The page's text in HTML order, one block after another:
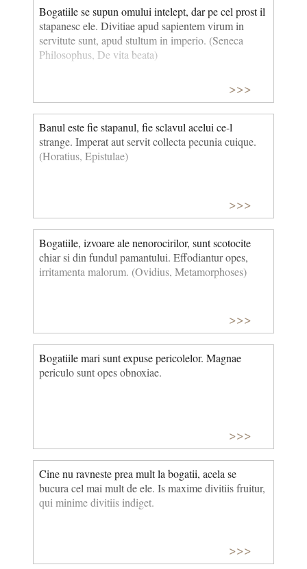
Bogatiile se supun omului intelept, dar pe cel prost il
stapanesc ele. Divitiae apud sapientem virum in
servitute sunt, apud stultum in imperio. (Seneca
Philosophus, De vita beata)
>>>
Banul este fie stapanul, fie sclavul acelui ce-l
strange. Imperat aut servit collecta pecunia cuique.
(Horatius, Epistulae)
>>>
Bogatiile, izvoare ale nenorocirilor, sunt scotocite
chiar si din fundul pamantului. Effodiantur opes,
irritamenta malorum. (Ovidius, Metamorphoses)
>>>
Bogatiile mari sunt expuse pericolelor. Magnae
periculo sunt opes obnoxiae.
>>>
Cine nu ravneste prea mult la bogatii, acela se
bucura cel mai mult de ele. Is maxime divitiis fruitur,
qui minime divitiis indiget.
>>>